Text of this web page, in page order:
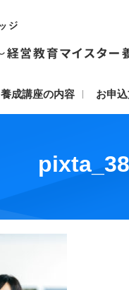
養成講座の内容 お申